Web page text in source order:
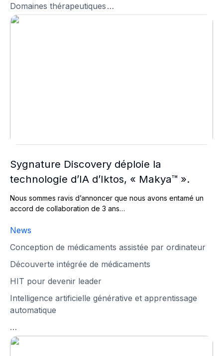
Domaines thérapeutiques …
Sygnature Discovery déploie la technologie d’IA
Sygnature Discovery déploie la
technologie d’IA d’Iktos, « Makya™ ».
Nous sommes ravis d’annoncer que nous avons entamé un
accord de collaboration de 3 ans…
News
Conception de médicaments assistée par ordinateur
Découverte intégrée de médicaments
HIT pour devenir leader
Intelligence artificielle générative et apprentissage
automatique
…
Sygnature se renforce grâce à la solution logicielle de